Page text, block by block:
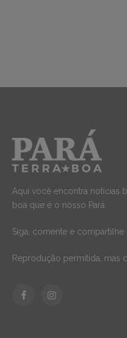
Aqui você encontra notícias
boa que é o nosso Pará.
Siga, comente e compartilhe
Reprodução permitida, mas
FacebookInstagram